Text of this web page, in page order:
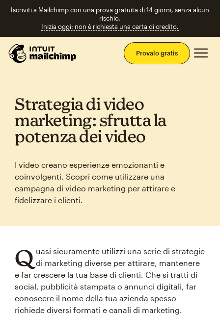
Iscriviti a Mailchimp con una prova gratuita di 14 giorni, senza alcun
rischio.
Inizia oggi: non è richiesta una carta di credito.
Provalo gratis
Strategia di video
marketing: sfrutta la
potenza dei video
I video creano esperienze emozionanti e
coinvolgenti. Scopri come utilizzare una
campagna di video marketing per attirare e
fidelizzare i clienti.
Q uasi sicuramente utilizzi una serie di strategie
di marketing diverse per attirare, mantenere
e far crescere la tua base di clienti. Che si tratti di
social, pubblicità stampata o annunci digitali, far
conoscere il nome della tua azienda spesso
richiede diversi formati e canali di marketing.